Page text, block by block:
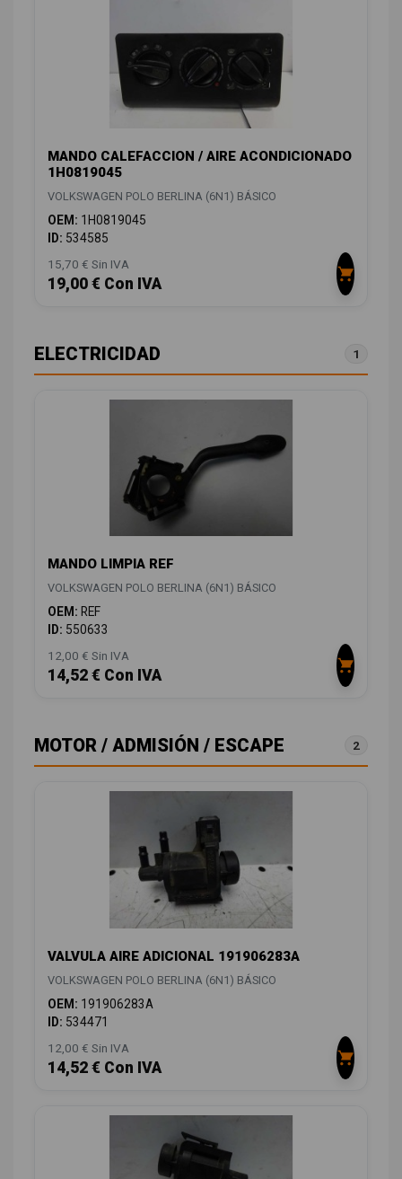
MANDO CALEFACCION / AIRE ACONDICIONADO
1H0819045
VOLKSWAGEN POLO BERLINA (6N1) BÁSICO
OEM: 1H0819045
ID: 534585
15,70 € Sin IVA
19,00 € Con IVA
ELECTRICIDAD 1
MANDO LIMPIA REF
VOLKSWAGEN POLO BERLINA (6N1) BÁSICO
OEM: REF
ID: 550633
12,00 € Sin IVA
14,52 € Con IVA
MOTOR / ADMISIÓN / ESCAPE 2
VALVULA AIRE ADICIONAL 191906283A
VOLKSWAGEN POLO BERLINA (6N1) BÁSICO
OEM: 191906283A
ID: 534471
12,00 € Sin IVA
14,52 € Con IVA